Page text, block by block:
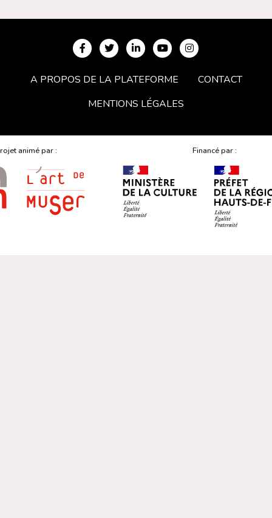
A PROPOS DE LA PLATEFORME
CONTACT
MENTIONS LÉGALES
animé par : Financé par :